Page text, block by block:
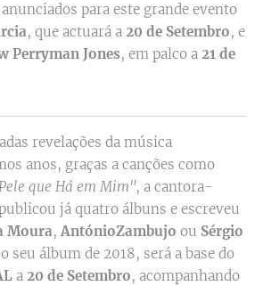
para este grande evento
, que actuará a 20 de Setembro, e
Perryman Jones, em palco a 21 de
revelações da música
anos, graças a canções como
que Há em Mim", a cantora-
já quatro álbuns e escreveu
Moura,AntónioZambujo ou Sérgio
seu álbum de 2018, será a base do
a 20 de Setembro, acompanhando